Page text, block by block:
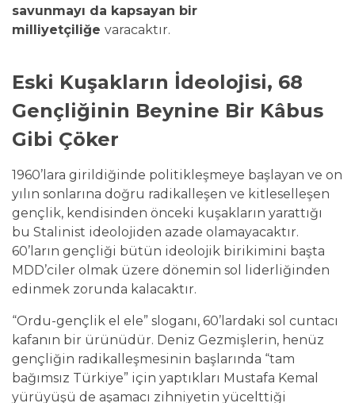
savunmayı da kapsayan bir
milliyetçiliğe varacaktır.
Eski Kuşakların İdeolojisi, 68
Gençliğinin Beynine Bir Kâbus
Gibi Çöker
1960’lara girildiğinde politikleşmeye başlayan ve on
yılın sonlarına doğru radikalleşen ve kitleselleşen
gençlik, kendisinden önceki kuşakların yarattığı
bu Stalinist ideolojiden azade olamayacaktır.
60’ların gençliği bütün ideolojik birikimini başta
MDD’ciler olmak üzere dönemin sol liderliğinden
edinmek zorunda kalacaktır.
“Ordu-gençlik el ele” sloganı, 60’lardaki sol cuntacı
kafanın bir ürünüdür. Deniz Gezmişlerin, henüz
gençliğin radikalleşmesinin başlarında “tam
bağımsız Türkiye” için yaptıkları Mustafa Kemal
yürüyüşü de aşamacı zihniyetin yücelttiği